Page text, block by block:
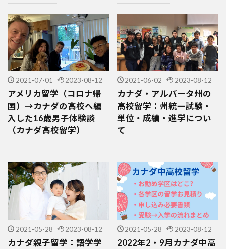
2021-07-01 2023-08-12
アメリカ留学（コロナ帰
国）→カナダの高校へ編
入した16歳男子体験談
（カナダ高校留学）
2021-06-02 2023-08-12
カナダ・アルバータ州の
高校留学：州統一試験・
単位・成績・進学につい
て
2021-05-28 2023-08-12
カナダ親子留学：語学学
2021-05-28 2023-08-12
2022年2・9月カナダ中高